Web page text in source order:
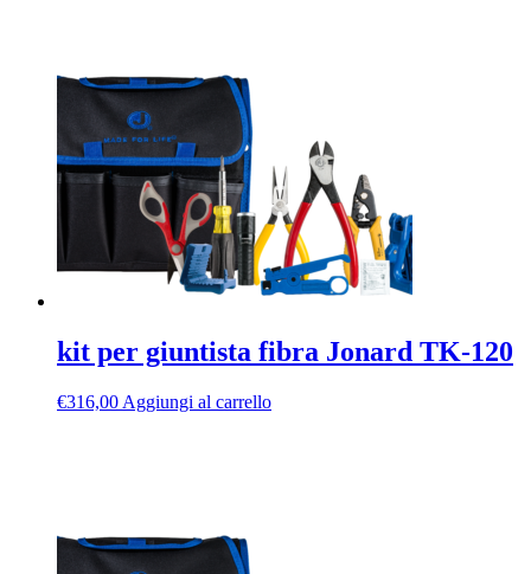
kit per giuntista fibra Jonard TK-120
€316,00 Aggiungi al carrello